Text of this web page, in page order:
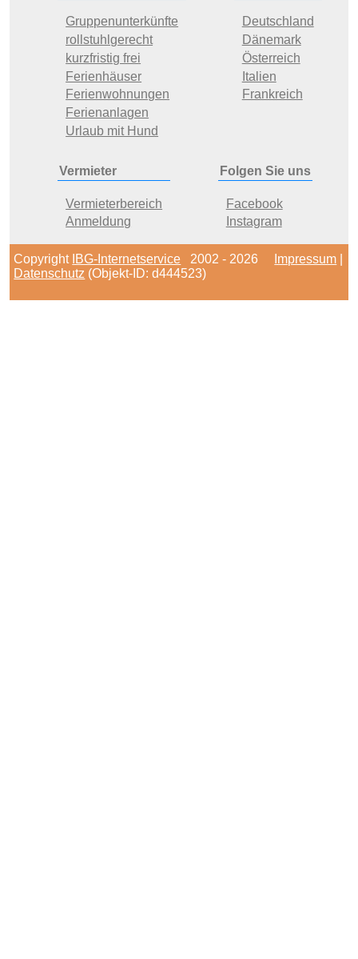
Gruppenunterkünfte
rollstuhlgerecht
kurzfristig frei
Ferienhäuser
Ferienwohnungen
Ferienanlagen
Urlaub mit Hund
Deutschland
Dänemark
Österreich
Italien
Frankreich
Vermieter
Vermieterbereich
Anmeldung
Folgen Sie uns
Facebook
Instagram
Copyright IBG-Internetservice 2002 - 2026 Impressum
Datenschutz (Objekt-ID: d444523)